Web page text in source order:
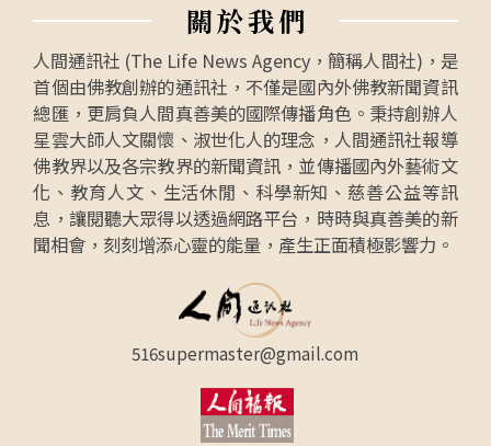
關於我們
人間通訊社 (The Life News Agency，簡稱人間社)，是
首個由佛教創辦的通訊社，不僅是國內外佛教新聞資訊
總匯，更肩負人間真善美的國際傳播角色。秉持創辦人
星雲大師人文關懷、淑世化人的理念，人間通訊社報導
佛教界以及各宗教界的新聞資訊，並傳播國內外藝術文
化、教育人文、生活休閒、科學新知、慈善公益等訊
息，讓閱聽大眾得以透過網路平台，時時與真善美的新
聞相會，刻刻增添心靈的能量，產生正面積極影響力。
516supermaster@gmail.com